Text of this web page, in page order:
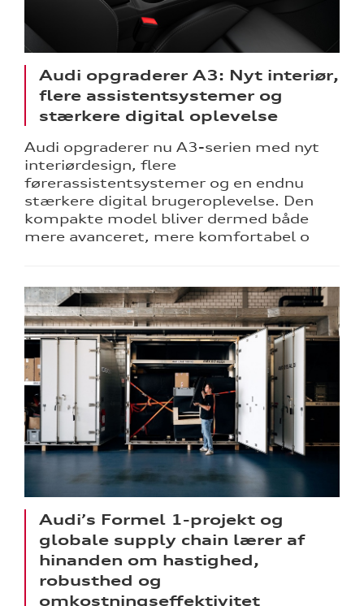
Audi opgraderer A3: Nyt interiør,
flere assistentsystemer og
stærkere digital oplevelse
Audi opgraderer nu A3-serien med nyt
interiørdesign, flere
førerassistentsystemer og en endnu
stærkere digital brugeroplevelse. Den
kompakte model bliver dermed både
mere avanceret, mere komfortabel o
Audi’s Formel 1-projekt og
globale supply chain lærer af
hinanden om hastighed,
robusthed og
omkostningseffektivitet